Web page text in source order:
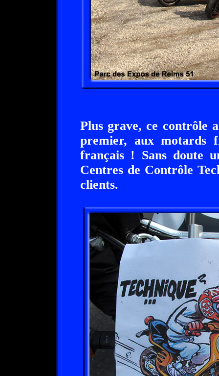
Plus grave, ce contrôle
premier, aux motards
français ! Sans doute
Centres de Contrôle
clients.